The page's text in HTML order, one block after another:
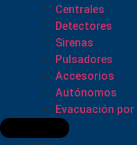
Centrales
Detectores
Sirenas
Pulsadores
Accesorios
Autónomos
Evacuación por